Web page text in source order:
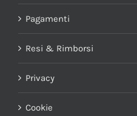
Pagamenti
Resi & Rimborsi
Privacy
Cookie